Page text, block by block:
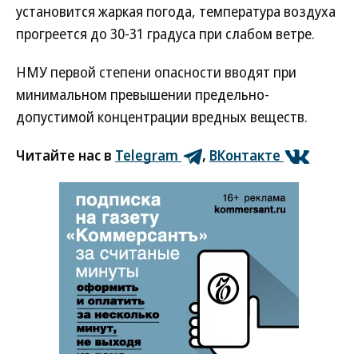
установится жаркая погода, температура воздуха
прогреется до 30-31 градуса при слабом ветре.
НМУ первой степени опасности вводят при
минимальном превышении предельно-
допустимой концентрации вредных веществ.
Читайте нас в Telegram , ВКонтакте